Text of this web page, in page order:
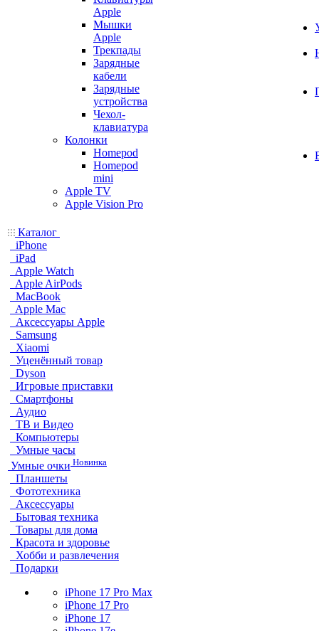
Apple
Мышки
Apple
Трекпады
Зарядные
кабели
Зарядные
устройства
Чехол-
клавиатура
Колонки
Homepod
Homepod
mini
Apple TV
Apple Vision Pro
Каталог
iPhone
iPad
Apple Watch
Apple AirPods
MacBook
Apple Mac
Аксессуары Apple
Samsung
Xiaomi
Уценённый товар
Dyson
Игровые приставки
Смартфоны
Аудио
ТВ и Видео
Компьютеры
Умные часы
Умные очки Новинка
Планшеты
Фототехника
Аксессуары
Бытовая техника
Товары для дома
Красота и здоровье
Хобби и развлечения
Подарки
iPhone 17 Pro Max
iPhone 17 Pro
iPhone 17